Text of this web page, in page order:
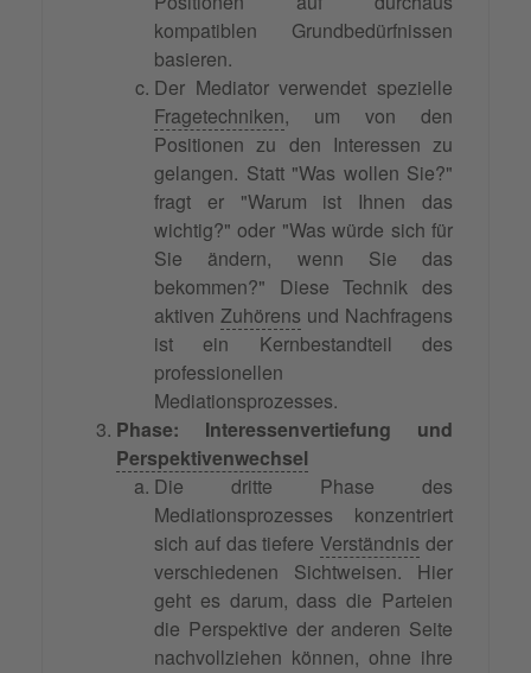
kompatiblen Grundbedürfnissen
basieren.
Der Mediator verwendet spezielle
Fragetechniken, um von den
Positionen zu den Interessen zu
gelangen. Statt "Was wollen Sie?"
fragt er "Warum ist Ihnen das
wichtig?" oder "Was würde sich für
Sie ändern, wenn Sie das
bekommen?" Diese Technik des
aktiven Zuhörens und Nachfragens
ist ein Kernbestandteil des
professionellen
Mediationsprozesses.
Phase: Interessenvertiefung und
Perspektivenwechsel
Die dritte Phase des
Mediationsprozesses konzentriert
sich auf das tiefere Verständnis der
verschiedenen Sichtweisen. Hier
geht es darum, dass die Parteien
die Perspektive der anderen Seite
nachvollziehen können, ohne ihre